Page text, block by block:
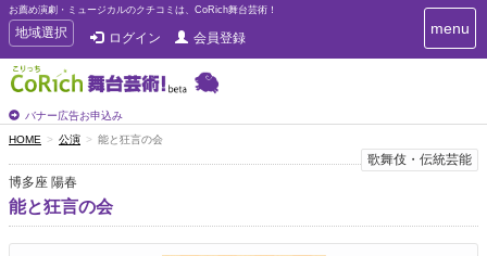
お薦め演劇・ミュージカルのクチコミは、CoRich舞台芸術！
T
o
g
g
e
n
a
v
i
g
地域選択 ログイン 会員登録
バナー広告お申込み
T
o
n
i
g
menu
HOME 公演 能と狂言の会
歌舞伎・伝統芸能
博多座 陽春
能と狂言の会